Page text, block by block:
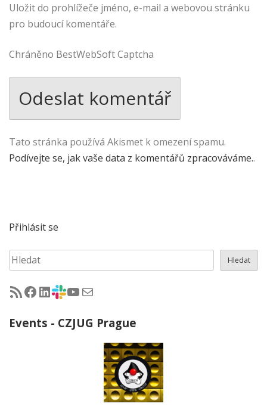
Uložit do prohlížeče jméno, e-mail a webovou stránku
pro budoucí komentáře.
Chráněno BestWebSoft Captcha
Tato stránka používá Akismet k omezení spamu.
Podívejte se, jak vaše data z komentářů zpracováváme..
Přihlásit se
Hledat Hledat
RSS - články na jug.cz
Facebook skupina Czech Java User Group
LinkedIn skupina Czech Java User Group
CZJUG Slack fórum
CZJUG YouTube kanálCZJUG email
Events - CZJUG Prague